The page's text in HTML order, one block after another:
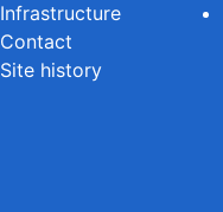
Infrastructure
Contact
Site history